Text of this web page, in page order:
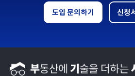
도입 문의하기 신청